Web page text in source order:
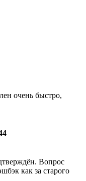
очень быстро,
Вопрос
как за старого